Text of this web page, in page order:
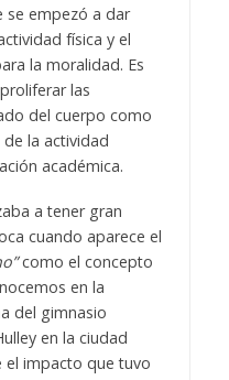
se empezó a dar
física y el
la moralidad. Es
las
del cuerpo como
la actividad
académica.
a tener gran
cuando aparece el
como el concepto
en la
del gimnasio
en la ciudad
el impacto que tuvo